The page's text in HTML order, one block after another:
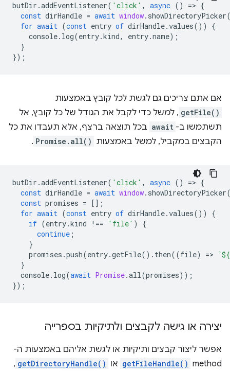
butDir .addEventListener( 'click' , async () => {
const dirHandle = await window. showDirectoryPicker
for await (const entry of dirHandle.values())
{
console. log(entry.kind, entry.name);
}
});
אם אתם צריכים גם לגשת לכל קובץ באמצעות
getFile() , למשל כדי לקבל את הגודל של כל קובץ, אל
תשתמשו ב- await בכל תוצאה ברצף, אלא תעבדו את כל
הקבצים במקביל, למשל באמצעות Promise.all()
.
butDir .addEventListener( 'click' , async () => {
const dirHandle = await window. showDirectoryPicker
const promises = [];
for await (const entry of dirHandle.values())
{
if (entry.kind !== 'file' )
{
continue ;
}
promises .push(entry.getFile(). then((file) => `${
}
console. log(await Promise.all(promises));
});
יצירה או גישה לקבצים ולתיקיות בספרייה
אפשר ליצור קבצים ותיקיות או לגשת אליהם באמצעות ה-
method‏
getFileHandle() או getDirectoryHandle()
,